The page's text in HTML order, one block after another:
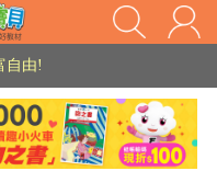
家長樂了!「風車書版集團暨FOOD超人企業總部」目前正興建中!
自由!
如需更改或重開發票 需在訂單成立三天內通知客服 寄回發票需附上回郵郵票